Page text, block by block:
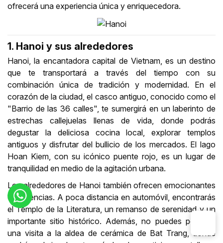
ofrecerá una experiencia única y enriquecedora.
1. Hanoi y sus alrededores
Hanoi, la encantadora capital de Vietnam, es un destino
que te transportará a través del tiempo con su
combinación única de tradición y modernidad. En el
corazón de la ciudad, el casco antiguo, conocido como el
"Barrio de las 36 calles", te sumergirá en un laberinto de
estrechas callejuelas llenas de vida, donde podrás
degustar la deliciosa cocina local, explorar templos
antiguos y disfrutar del bullicio de los mercados. El lago
Hoan Kiem, con su icónico puente rojo, es un lugar de
tranquilidad en medio de la agitación urbana.
Los alrededores de Hanoi también ofrecen emocionantes
experiencias. A poca distancia en automóvil, encontrarás
el Templo de la Literatura, un remanso de serenidad y un
importante sitio histórico. Además, no puedes perderte
una visita a la aldea de cerámica de Bat Trang, donde